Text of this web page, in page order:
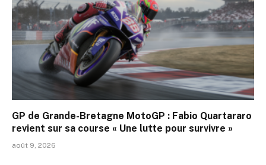
GP de Grande-Bretagne MotoGP : Fabio Quartararo
revient sur sa course « Une lutte pour survivre »
août 9, 2026